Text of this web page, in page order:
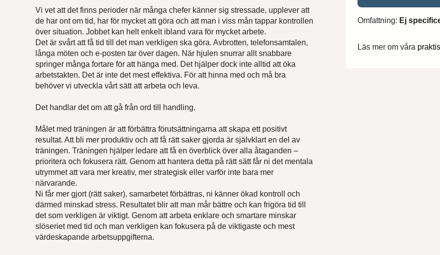
Vi vet att det finns perioder när många chefer känner sig stressade, upplever att
de har ont om tid, har för mycket att göra och att man i viss mån tappar kontrollen
över situation. Jobbet kan helt enkelt ibland vara för mycket arbete.
Det är svårt att få tid till det man verkligen ska göra. Avbrotten, telefonsamtalen,
långa möten och e-posten tar över dagen. När hjulen snurrar allt snabbare
springer många fortare för att hänga med. Det hjälper dock inte alltid att öka
arbetstakten. Det är inte det mest effektiva. För att hinna med och må bra
behöver vi utveckla vårt sätt att arbeta och leva.
Det handlar det om att gå från ord till handling.
Målet med träningen är att förbättra förutsättningarna att skapa ett positivt
resultat. Att bli mer produktiv och att få rätt saker gjorda är självklart en del av
träningen. Träningen hjälper ledare att få en överblick över alla åtaganden –
prioritera och fokusera rätt. Genom att hantera detta på rätt sätt får ni det mentala
utrymmet att vara mer kreativ, mer strategisk eller varför inte bara mer
närvarande.
Ni får mer gjort (rätt saker), samarbetet förbättras, ni känner ökad kontroll och
därmed minskad stress. Resultatet blir att man mår bättre och kan frigöra tid till
det som verkligen är viktigt. Genom att arbeta enklare och smartare minskar
slöseriet med tid och man verkligen kan fokusera på de viktigaste och mest
värdeskapande arbetsuppgifterna.
Omfattning: Ej
Läs mer om våra
Hittar du inte utbildningen du söker?
Skriv till oss om vad du har för behov och önskemål, så återkommer vi
svar.
Förnamn*
Efternamn*